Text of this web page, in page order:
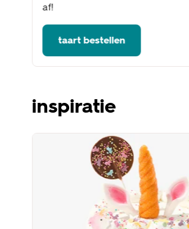
af!
taart bestellen
inspiratie